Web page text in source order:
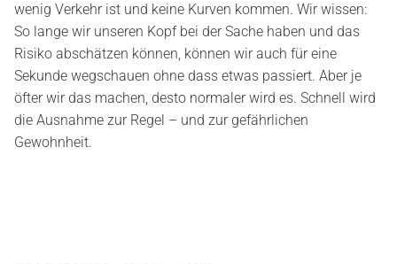
wenig Verkehr ist und keine Kurven kommen. Wir wissen:
So lange wir unseren Kopf bei der Sache haben und das
Risiko abschätzen können, können wir auch für eine
Sekunde wegschauen ohne dass etwas passiert. Aber je
öfter wir das machen, desto normaler wird es. Schnell wird
die Ausnahme zur Regel – und zur gefährlichen
Gewohnheit.